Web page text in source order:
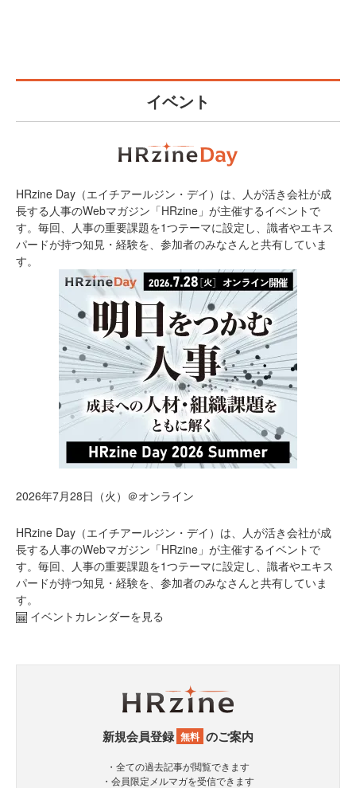
イベント
HRzine Day（エイチアールジン・デイ）は、人が活き会社が成
長する人事のWebマガジン「HRzine」が主催するイベントで
す。毎回、人事の重要課題を1つテーマに設定し、識者やエキス
パードが持つ知見・経験を、参加者のみなさんと共有していま
す。
2026年7月28日（火）＠オンライン
HRzine Day（エイチアールジン・デイ）は、人が活き会社が成
長する人事のWebマガジン「HRzine」が主催するイベントで
す。毎回、人事の重要課題を1つテーマに設定し、識者やエキス
パードが持つ知見・経験を、参加者のみなさんと共有していま
す。
イベントカレンダーを見る
新規会員登録 無料 のご案内
・全ての過去記事が閲覧できます
・会員限定メルマガを受信できます